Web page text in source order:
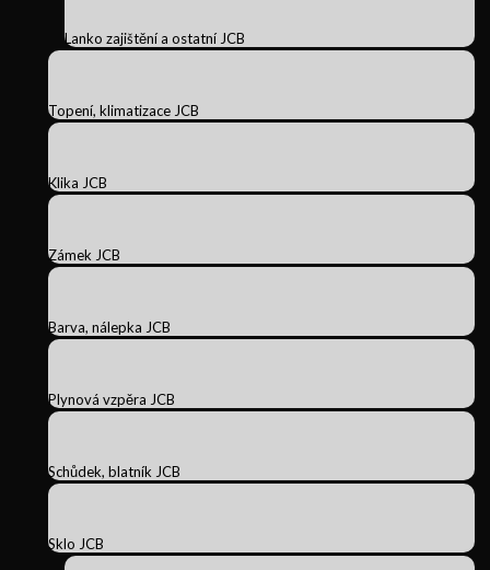
Lanko zajištění a ostatní JCB
Topení, klimatizace JCB
Klika JCB
Zámek JCB
Barva, nálepka JCB
Plynová vzpěra JCB
Schůdek, blatník JCB
Sklo JCB